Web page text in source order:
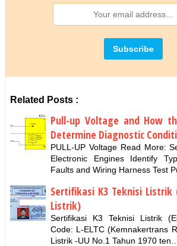
Related Posts :
Pull-up Voltage and How
Determine Diagnostic
PULL-UP Voltage Read More:
Electronic Engines Identify
Faults and Wiring Harness Test
Sertifikasi K3 Teknisi Listrik
Listrik)
Sertifikasi K3 Teknisi Listrik
Code: L-ELTC (Kemnakertrans
Listrik -UU No.1 Tahun 1970 ten…